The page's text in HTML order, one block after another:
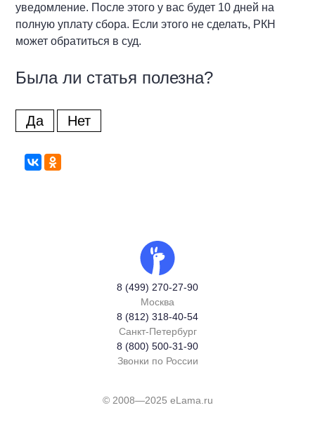
уведомление. После этого у вас будет 10 дней на
полную уплату сбора. Если этого не сделать, РКН
может обратиться в суд.
Была ли статья полезна?
Да Нет
8 (499) 270-27-90
Москва
8 (812) 318-40-54
Санкт-Петербург
8 (800) 500-31-90
Звонки по России
© 2008—2025 eLama.ru